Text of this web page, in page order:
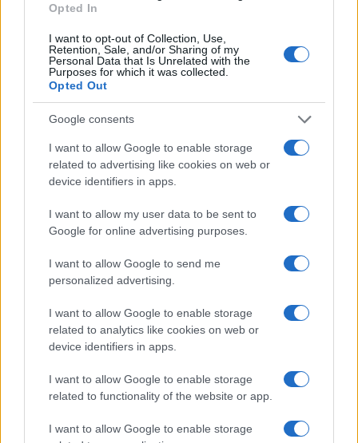
Opted In
I want to opt-out of Collection, Use,
Retention, Sale, and/or Sharing of my
Personal Data that Is Unrelated with the
Purposes for which it was collected.
Opted Out
Google consents
I want to allow Google to enable storage
related to advertising like cookies on web or
device identifiers in apps.
I want to allow my user data to be sent to
Google for online advertising purposes.
I want to allow Google to send me
personalized advertising.
I want to allow Google to enable storage
related to analytics like cookies on web or
device identifiers in apps.
I want to allow Google to enable storage
related to functionality of the website or app.
I want to allow Google to enable storage
daGoogle News
F
a
ce
b
o
k
T
w
it
te
r
Pi
n
te
re
st
W
h
at
s
A
p
p
S
a
re
Articolo precedente
Prossimo articolo
NOTIZIE RECENTI
Tre milioni di euro dalla Provincia Gallura per
nuove aule nelle scuole di Olbia
Incidente sulla provinciale 125, paura tra Olbia e